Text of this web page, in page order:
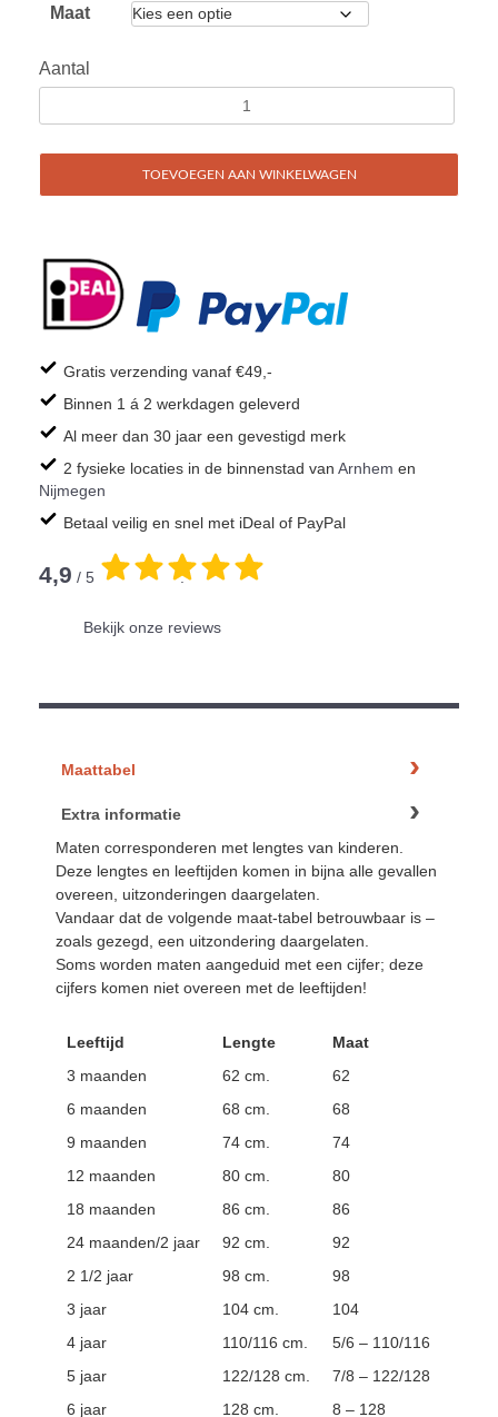
Maat
Aantal
TOEVOEGEN AAN WINKELWAGEN
Gratis verzending vanaf €49,-
Binnen 1 á 2 werkdagen geleverd
Al meer dan 30 jaar een gevestigd merk
2 fysieke locaties in de binnenstad van Arnhem en
Nijmegen
Betaal veilig en snel met iDeal of PayPal
4,9 / 5 .
Bekijk onze reviews
Maattabel
Extra informatie
Maten corresponderen met lengtes van kinderen.
Deze lengtes en leeftijden komen in bijna alle gevallen
overeen, uitzonderingen daargelaten.
Vandaar dat de volgende maat-tabel betrouwbaar is –
zoals gezegd, een uitzondering daargelaten.
Soms worden maten aangeduid met een cijfer; deze
cijfers komen niet overeen met de leeftijden!
Leeftijd Lengte
Maat
3 maanden
62 cm.
62
6 maanden
68 cm.
68
9 maanden
74 cm.
74
12 maanden
80 cm.
80
18 maanden
86 cm.
86
24 maanden/2 jaar
92 cm.
92
2 1/2 jaar
98 cm.
98
3 jaar
104 cm.
104
4 jaar
110/116 cm.
5/6 – 110/116
5 jaar
122/128 cm.
7/8 – 122/128
6 jaar
128 cm. 8 – 128